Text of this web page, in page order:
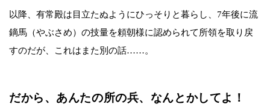
以降、有常殿は目立たぬようにひっそりと暮らし、7年後に流
鏑馬（やぶさめ）の技量を頼朝様に認められて所領を取り戻
すのだが、これはまた別の話……。
だから、あんたの所の兵、なんとかしてよ！